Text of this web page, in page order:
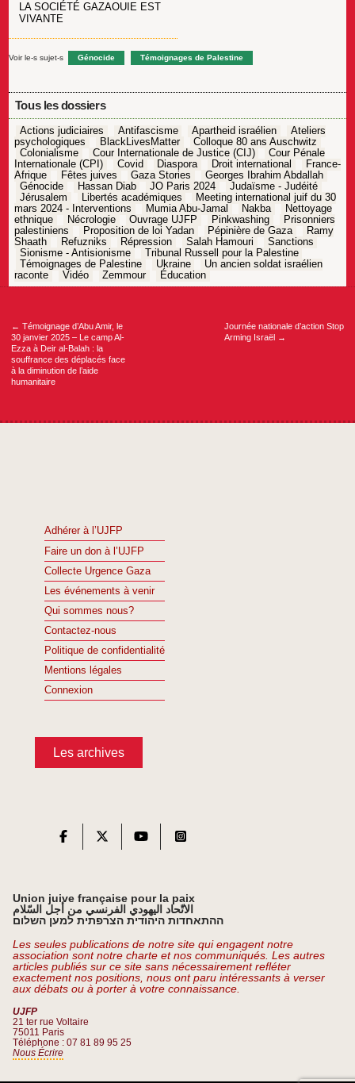
LA SOCIÉTÉ GAZAOUIE EST
VIVANTE
Voir le-s sujet-s Génocide Témoignages de Palestine
Tous les dossiers
Actions judiciaires Antifascisme Apartheid israélien
Ateliers
psychologiques
BlackLivesMatter
Colloque 80 ans Auschwitz
Colonialisme
Cour Internationale de Justice (CIJ)
Cour Pénale
Internationale (CPI)
Covid Diaspora Droit international
France-
Afrique
Fêtes juives Gaza Stories
Georges Ibrahim Abdallah
Génocide
Hassan Diab JO Paris 2024
Judaïsme - Judéité
Jérusalem
Libertés académiques
Meeting international juif du 30
mars 2024 - Interventions
Mumia Abu-Jamal Nakba
Nettoyage
ethnique
Nécrologie Ouvrage UJFP Pinkwashing
Prisonniers
palestiniens
Proposition de loi Yadan Pépinière de Gaza
Ramy
Shaath
Refuzniks Répression Salah Hamouri
Sanctions
Sionisme - Antisionisme
Tribunal Russell pour la Palestine
Témoignages de Palestine
Ukraine
Un ancien soldat israélien
raconte
Vidéo Zemmour Éducation
Navigation
← Témoignage d’Abu Amir, le
30 janvier 2025 – Le camp Al-
Ezza à Deir al-Balah : la
souffrance des déplacés face
à la diminution de l’aide
humanitaire
Journée nationale d’action Stop
Arming Israël →
Adhérer à l’UJFP
Faire un don à l’UJFP
Collecte Urgence Gaza
Les événements à venir
Qui sommes nous?
Contactez-nous
Politique de confidentialité
Mentions légales
Connexion
Les archives
Union juive française pour la paix
الاتّحاد اليهودي الفرنسي من أجل السّلام
ההתאחדות היהודית הצרפתית למען השלום
Les seules publications de notre site qui engagent notre
association sont notre charte et nos communiqués. Les autres
articles publiés sur ce site sans nécessairement refléter
exactement nos positions, nous ont paru intéressants à verser
aux débats ou à porter à votre connaissance.
UJFP
21 ter rue Voltaire
75011 Paris
Téléphone : 07 81 89 95 25
Nous Écrire